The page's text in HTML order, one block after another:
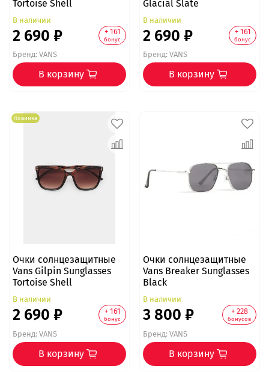
Tortoise Shell
В наличии
2 690 ₽ + 161
бонус
Бренд:VANS
В корзину
Glacial Slate
В наличии
2 690 ₽ + 161
бонус
Бренд:VANS
В корзину
Новинка
Очки солнцезащитные
Vans Gilpin Sunglasses
Tortoise Shell
В наличии
2 690 ₽ + 161
бонус
Бренд:VANS
В корзину
Очки солнцезащитные
Vans Breaker Sunglasses
Black
В наличии
3 800 ₽ + 228
бонусов
Бренд:VANS
В корзину